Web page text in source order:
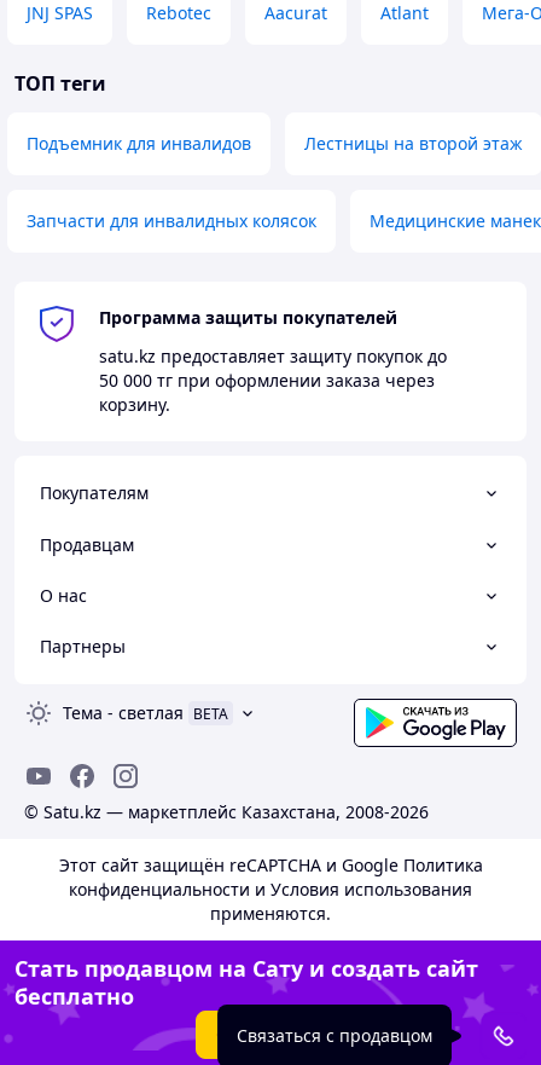
безопасные.
подъемника НПМ-01 в нашей компании! При
необходимости менеджер подробно ответит на все
вопросы.
Консультация менеджера и согласование всех нюансов
Оплата любым удобным способом, указанным на сайте
Выполнение заказа в установленные сроки
JNJ SPAS Rebotec Aacurat Atlant Мега-
ТОП теги
Подъемник для инвалидов Лестницы на второй этаж
Запчасти для инвалидных колясок Медицинские
Программа защиты покупателей
satu.kz предоставляет защиту покупок до
50 000 тг при оформлении заказа через
корзину.
Покупателям
Продавцам
О нас
Партнеры
Тема - светлая BETA
© Satu.kz — маркетплейс Казахстана, 2008-2026
Этот сайт защищён reCAPTCHA и Google Политика
конфиденциальности и Условия использования
применяются.
Стать продавцом на Сату и создать сайт
бесплатно
Создать сайт
Связаться с продавцом